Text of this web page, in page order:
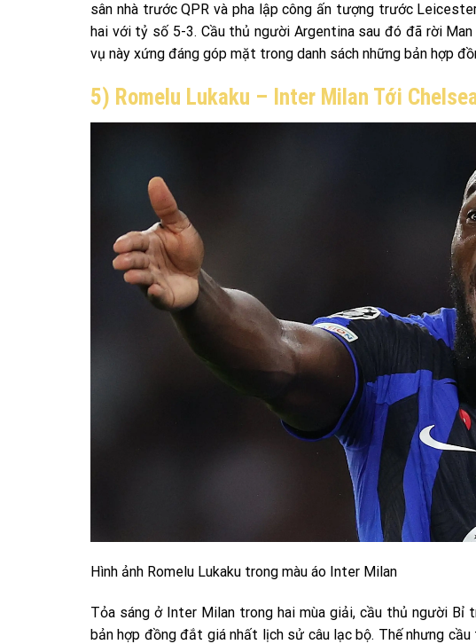
sân nhà trước QPR và pha lập công ấn tượng trước
hai với tỷ số 5-3. Cầu thủ người Argentina sau đó đã rời
vụ này xứng đáng góp mặt trong danh sách những bản hợp
5) Romelu Lukaku – Inter Milan Tới
Hình ảnh Romelu Lukaku trong màu áo Inter Milan
Tỏa sáng ở Inter Milan trong hai mùa giải, cầu thủ người Bỉ
bản hợp đồng đắt giá nhất lịch sử câu lạc bộ. Thế nhưng